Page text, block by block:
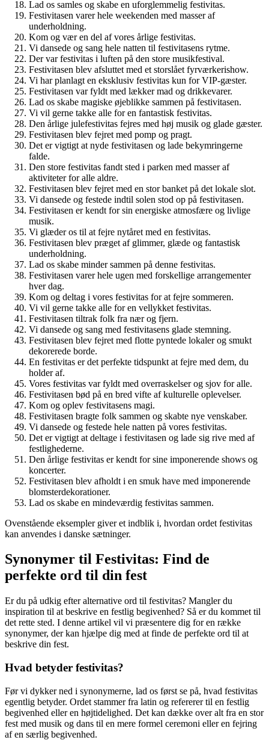
Lad os samles og skabe en uforglemmelig festivitas.
Festivitasen varer hele weekenden med masser af
underholdning.
Kom og vær en del af vores årlige festivitas.
Vi dansede og sang hele natten til festivitasens rytme.
Der var festivitas i luften på den store musikfestival.
Festivitasen blev afsluttet med et storslået fyrværkerishow.
Vi har planlagt en eksklusiv festivitas kun for VIP-gæster.
Festivitasen var fyldt med lækker mad og drikkevarer.
Lad os skabe magiske øjeblikke sammen på festivitasen.
Vi vil gerne takke alle for en fantastisk festivitas.
Den årlige julefestivitas fejres med høj musik og glade gæster.
Festivitasen blev fejret med pomp og pragt.
Det er vigtigt at nyde festivitasen og lade bekymringerne
falde.
Den store festivitas fandt sted i parken med masser af
aktiviteter for alle aldre.
Festivitasen blev fejret med en stor banket på det lokale slot.
Vi dansede og festede indtil solen stod op på festivitasen.
Festivitasen er kendt for sin energiske atmosfære og livlige
musik.
Vi glæder os til at fejre nytåret med en festivitas.
Festivitasen blev præget af glimmer, glæde og fantastisk
underholdning.
Lad os skabe minder sammen på denne festivitas.
Festivitasen varer hele ugen med forskellige arrangementer
hver dag.
Kom og deltag i vores festivitas for at fejre sommeren.
Vi vil gerne takke alle for en vellykket festivitas.
Festivitasen tiltrak folk fra nær og fjern.
Vi dansede og sang med festivitasens glade stemning.
Festivitasen blev fejret med flotte pyntede lokaler og smukt
dekorerede borde.
En festivitas er det perfekte tidspunkt at fejre med dem, du
holder af.
Vores festivitas var fyldt med overraskelser og sjov for alle.
Festivitasen bød på en bred vifte af kulturelle oplevelser.
Kom og oplev festivitasens magi.
Festivitasen bragte folk sammen og skabte nye venskaber.
Vi dansede og festede hele natten på vores festivitas.
Det er vigtigt at deltage i festivitasen og lade sig rive med af
festlighederne.
Den årlige festivitas er kendt for sine imponerende shows og
koncerter.
Festivitasen blev afholdt i en smuk have med imponerende
blomsterdekorationer.
Lad os skabe en mindeværdig festivitas sammen.
Ovenstående eksempler giver et indblik i, hvordan ordet festivitas
kan anvendes i danske sætninger.
Synonymer til Festivitas: Find de
perfekte ord til din fest
Er du på udkig efter alternative ord til festivitas? Mangler du
inspiration til at beskrive en festlig begivenhed? Så er du kommet til
det rette sted. I denne artikel vil vi præsentere dig for en række
synonymer, der kan hjælpe dig med at finde de perfekte ord til at
beskrive din fest.
Hvad betyder festivitas?
Før vi dykker ned i synonymerne, lad os først se på, hvad festivitas
egentlig betyder. Ordet stammer fra latin og refererer til en festlig
begivenhed eller en højtidelighed. Det kan dække over alt fra en stor
fest med musik og dans til en mere formel ceremoni eller en fejring
af en særlig begivenhed.